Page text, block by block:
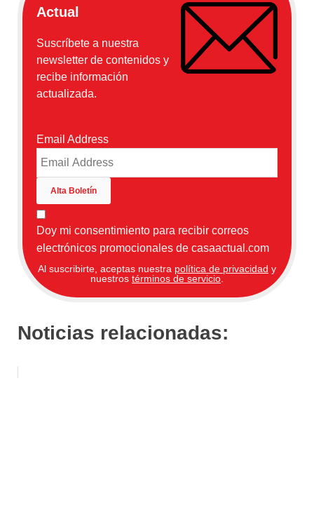
Actual
Suscríbete a nuestra
newsletter de contenidos y
recibe información
actualizada.
Email Address
Doy mi consentimiento para recibir correos
electrónicos promocionales de casaactual.com
Al suscribirte, aceptas nuestra política de privacidad y
nuestros términos de servicio.
Noticias relacionadas: